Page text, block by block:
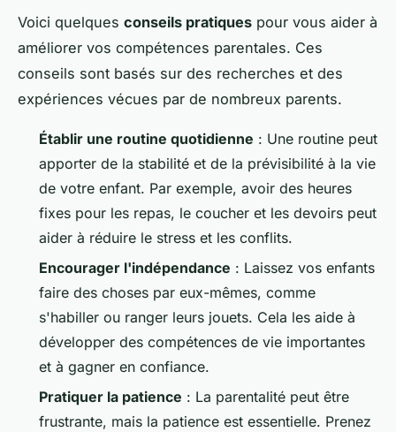
Voici quelques conseils pratiques pour vous aider à
améliorer vos compétences parentales. Ces
conseils sont basés sur des recherches et des
expériences vécues par de nombreux parents.
Établir une routine quotidienne : Une routine peut
apporter de la stabilité et de la prévisibilité à la vie
de votre enfant. Par exemple, avoir des heures
fixes pour les repas, le coucher et les devoirs peut
aider à réduire le stress et les conflits.
Encourager l'indépendance : Laissez vos enfants
faire des choses par eux-mêmes, comme
s'habiller ou ranger leurs jouets. Cela les aide à
développer des compétences de vie importantes
et à gagner en confiance.
Pratiquer la patience : La parentalité peut être
frustrante, mais la patience est essentielle. Prenez